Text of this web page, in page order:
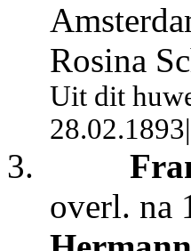
Rosina
Uit dit
3.
overl. na